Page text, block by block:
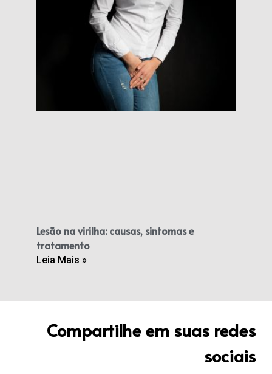
Lesão na virilha: causas, sintomas e
tratamento
Leia Mais »
Compartilhe em suas redes
sociais